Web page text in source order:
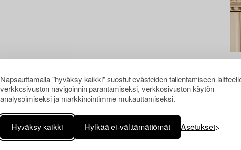
Napsauttamalla "hyväksy kaikki" suostut evästeiden tallentamiseen
verkkosivuston navigoinnin parantamiseksi, verkkosivuston käytön
analysoimiseksi ja markkinointimme mukauttamiseksi.
Hyväksy kaikki Hylkää ei-välttämättömät Asetukset